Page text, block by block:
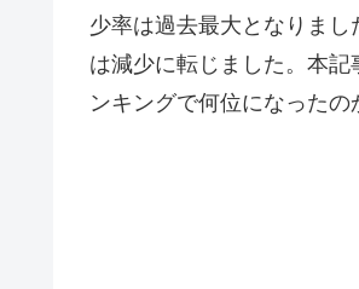
少率は過去最大となりま
は減少に転じました。本
ンキングで何位になったの